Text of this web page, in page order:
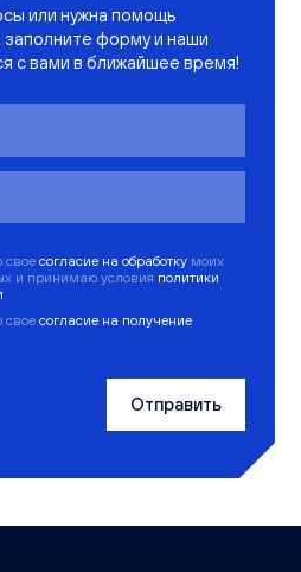
или нужна помощь
форму и наши
с вами в ближайшее время!
свое согласие на обработку моих
и принимаю условия политики
свое согласие на получение
Отправить